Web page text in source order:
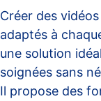
Créer des
adaptés à
une solution
soignées sans
Il propose des